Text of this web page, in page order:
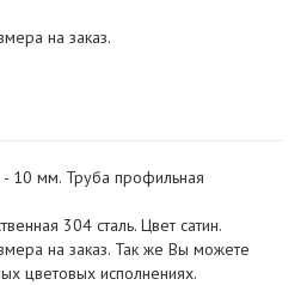
на заказ.
10 мм. Труба профильная
304 сталь. Цвет сатин.
на заказ. Так же Вы можете
цветовых исполнениях.